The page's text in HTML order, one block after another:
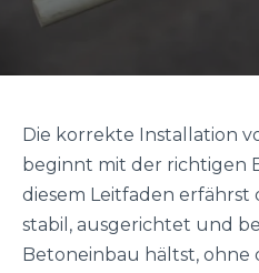
Die korrekte Installation
beginnt mit der richtigen
diesem Leitfaden erfährst
stabil, ausgerichtet und
Betoneinbau hältst, ohne